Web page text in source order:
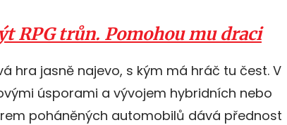
RPG trůn. Pomohou mu draci
hra jasně najevo, s kým má hráč tu čest. V
úsporami a vývojem hybridních nebo
poháněných automobilů dává přednost